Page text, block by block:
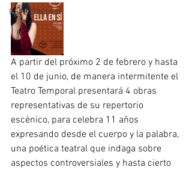
ESPECTÀCULO
A partir del próximo 2 de febrero y hasta
el 10 de junio, de manera intermitente el
Teatro Temporal presentará 4 obras
representativas de su repertorio
escénico, para celebra 11 años
expresando desde el cuerpo y la palabra,
una poética teatral que indaga sobre
aspectos controversiales y hasta cierto